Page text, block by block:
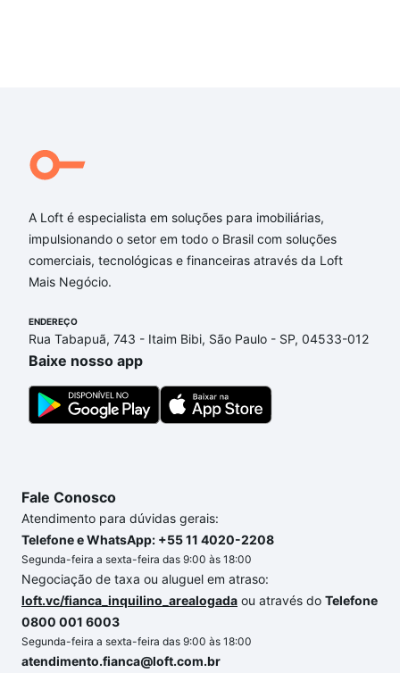
A Loft é especialista em soluções para imobiliárias,
impulsionando o setor em todo o Brasil com soluções
comerciais, tecnológicas e financeiras através da Loft
Mais Negócio.
ENDEREÇO
Rua Tabapuã, 743 - Itaim Bibi, São Paulo - SP, 04533-012
Baixe nosso app
Fale Conosco
Atendimento para dúvidas gerais:
Telefone e WhatsApp: +55 11 4020-2208
Segunda-feira a sexta-feira das 9:00 às 18:00
Negociação de taxa ou aluguel em atraso:
loft.vc/fianca_inquilino_arealogada ou através do Telefone
0800 001 6003
Segunda-feira a sexta-feira das 9:00 às 18:00
atendimento.fianca@loft.com.br